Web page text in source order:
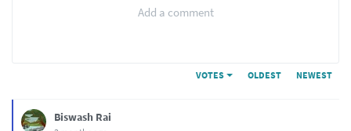
Add a comment
VOTES OLDEST NEWEST
Biswash Rai